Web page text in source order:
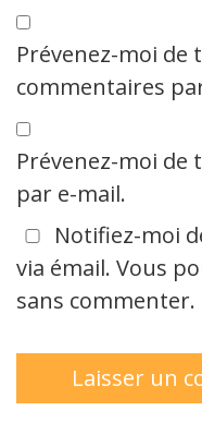
Prévenez-moi de
commentaires
Prévenez-moi de
par e-mail.
Notifiez-moi
via émail. Vous
sans commenter.